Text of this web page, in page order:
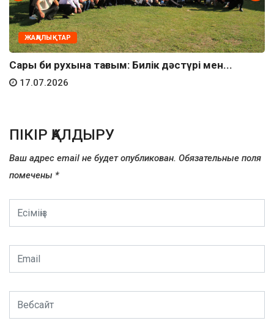
ЖАҢАЛЫҚТАР
Сары би рухына тағзым: Билік дәстүрі мен...
17.07.2026
ПІКІР ҚАЛДЫРУ
Ваш адрес email не будет опубликован. Обязательные поля
помечены *